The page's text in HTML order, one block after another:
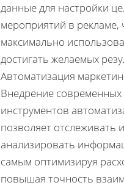
данные для настройки
мероприятий в рекламе,
максимально
достигать желаемых
Автоматизация
Внедрение современных
инструментов
позволяет отслеживать и
анализировать
самым оптимизируя
повышая точность